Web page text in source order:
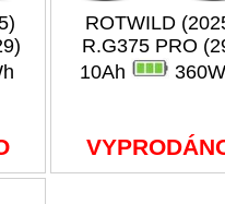
ROTWILD
R.G375 PRO
10Ah